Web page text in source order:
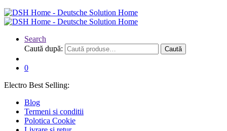
Search
Caută după:
Caută
0
Electro Best Selling:
Blog
Termeni si conditii
Polotica Cookie